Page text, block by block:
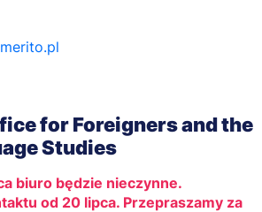
for Foreigners and the
Studies
biuro będzie nieczynne.
od 20 lipca. Przepraszamy za